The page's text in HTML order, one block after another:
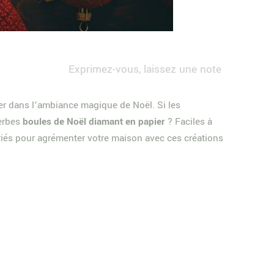
Exprimez-vous, laissez une note
l’ambiance magique de Noël. Si les
boules de Noël diamant en papier? Faciles à
pour agrémenter votre maison avec ces créations